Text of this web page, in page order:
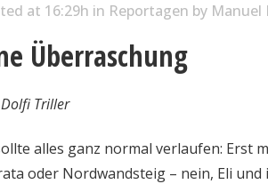
at 16:29h in Reportagen by Manuel
Überraschung
Triller
alles ganz normal verlaufen: Erst
oder Nordwandsteig – nein, Eli